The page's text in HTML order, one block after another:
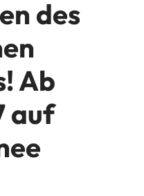
des
Ab
auf